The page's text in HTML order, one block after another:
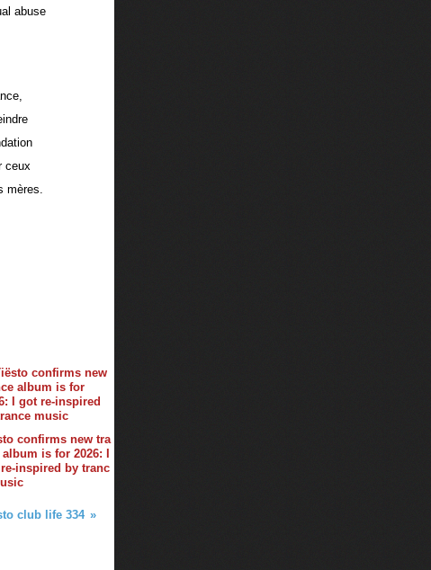
abuse
,
ceux
mères
confirms new tra
album is for 2026: I
inspired by tranc
club life 334